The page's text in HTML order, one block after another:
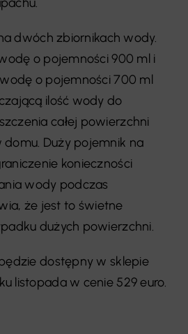
dwóch zbiornikach wody.
o pojemności 900 ml i
o pojemności 700 ml
ilość wody do
całej powierzchni
Duży pojemnik na
konieczności
wody podczas
że jest to świetne
dużych powierzchni.
dostępny w sklepie
listopada w cenie 529 euro.